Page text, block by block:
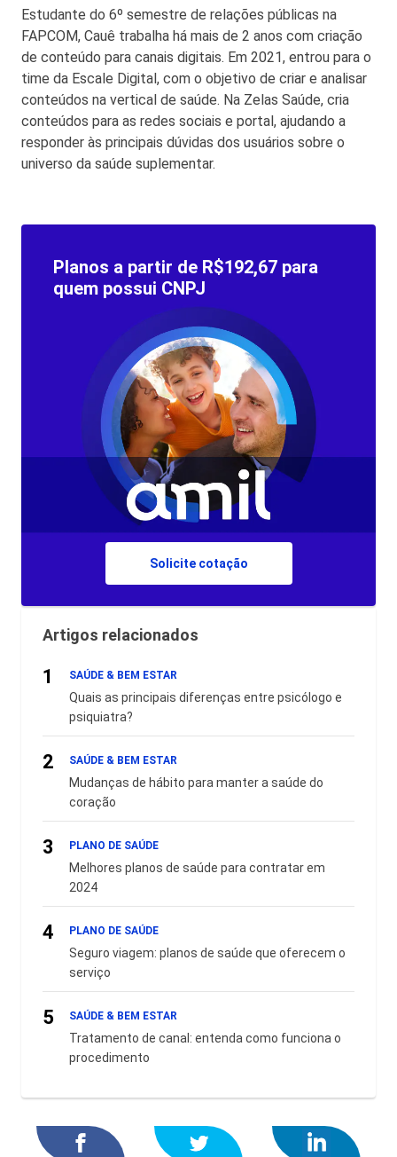
Estudante do 6º semestre de relações públicas na
FAPCOM, Cauê trabalha há mais de 2 anos com criação
de conteúdo para canais digitais. Em 2021, entrou para o
time da Escale Digital, com o objetivo de criar e analisar
conteúdos na vertical de saúde. Na Zelas Saúde, cria
conteúdos para as redes sociais e portal, ajudando a
responder às principais dúvidas dos usuários sobre o
universo da saúde suplementar.
Planos a partir de R$192,67 para
quem possui CNPJ
Solicite cotação
Artigos relacionados
1 SAÚDE & BEM ESTAR
Quais as principais diferenças entre psicólogo e
psiquiatra?
2 SAÚDE & BEM ESTAR
Mudanças de hábito para manter a saúde do
coração
3 PLANO DE SAÚDE
Melhores planos de saúde para contratar em
2024
4 PLANO DE SAÚDE
Seguro viagem: planos de saúde que oferecem o
serviço
5 SAÚDE & BEM ESTAR
Tratamento de canal: entenda como funciona o
procedimento